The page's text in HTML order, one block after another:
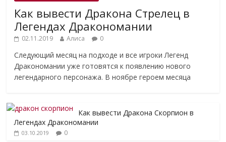
Как вывести Дракона Стрелец в
Легендах Дракономании
02.11.2019 Алиса 0
Следующий месяц на подходе и все игроки Легенд
Дракономании уже готовятся к появлению нового
легендарного персонажа. В ноябре героем месяца
Как вывести Дракона Скорпион в
Легендах Дракономании
03.10.2019 0